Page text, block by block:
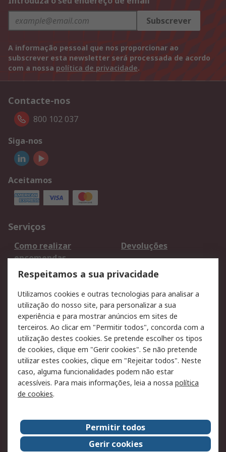
Subscrever
A informação pessoal que nos proporcionar ao
subscrever esta newsletter será processada de acordo
com a nossa política de privacidade.
Contacte-nos
800 102 037
Siga-nos
Aceitamos
Serviços
Como realizar
encomendas
Devoluções
Formas de entrega
Qualidade e ambiente
Pagamento e
faturação
Legal
Aviso legal
Política de cookies
Política de privacidade
- Atualizada
Segurança de emails
Condições de venda
Sobre a RS
A RS no mundo
RS Group
Respeitamos a sua privacidade
Utilizamos cookies e outras tecnologias para analisar a
utilização do nosso site, para personalizar a sua
experiência e para mostrar anúncios em sites de
terceiros. Ao clicar em "Permitir todos", concorda com a
utilização destes cookies. Se pretende escolher os tipos
de cookies, clique em "Gerir cookies". Se não pretende
utilizar estes cookies, clique em "Rejeitar todos". Neste
caso, alguma funcionalidades podem não estar
acessíveis. Para mais informações, leia a nossa política
de cookies.
Permitir todos
Gerir cookies